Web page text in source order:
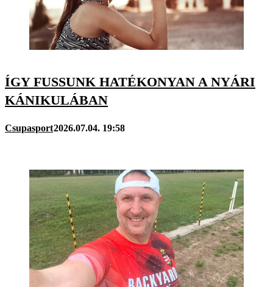
ÍGY FUSSUNK HATÉKONYAN A NYÁRI
KÁNIKULÁBAN
Csupasport2026.07.04. 19:58